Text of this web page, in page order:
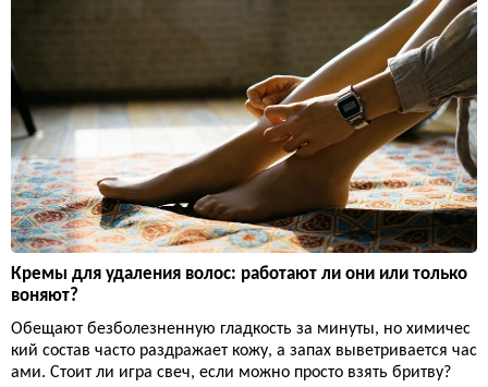
Кремы для удаления волос: работают ли они или только
воняют?
Обещают безболезненную гладкость за минуты, но химичес
кий состав часто раздражает кожу, а запах выветривается час
ами. Стоит ли игра свеч, если можно просто взять бритву?